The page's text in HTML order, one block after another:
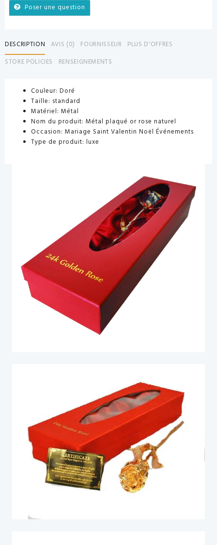
Poser une question
DESCRIPTION AVIS (0) FOURNISSEUR
PLUS D'OFFRES
STORE POLICIES
RENSEIGNEMENTS
Couleur: Doré
Taille: standard
Matériel: Métal
Nom du produit: Métal plaqué or rose naturel
Occasion: Mariage Saint Valentin Noël Événements
Type de produit: luxe